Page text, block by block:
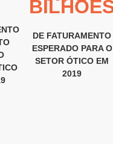
DE FATURAMENTO
ESPERADO PARA O
SETOR ÓTICO EM
2019